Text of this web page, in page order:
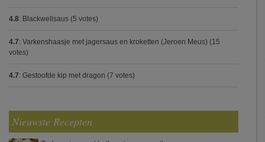
4.8: Blackwellsaus (5 votes)
4.7: Varkenshaasje met jagersaus en kroketten (Jeroen Meus) (15
votes)
4.7: Gestoofde kip met dragon (7 votes)
Nieuwste Recepten